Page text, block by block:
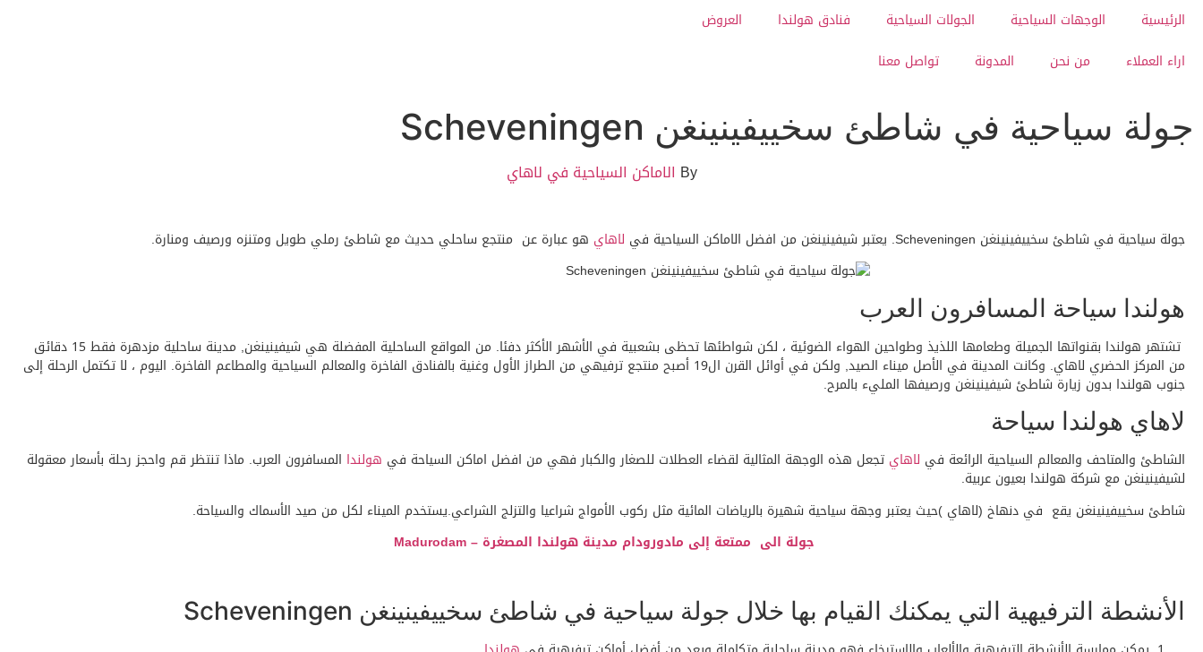
الرئيسية الوجهات السياحية الجولات السياحية فنادق هولندا
العروض
اراء العملاء
من نحن المدونة تواصل معنا
جولة سياحية في شاطئ سخييفينينغن Scheveningen
By الاماكن السياحية في لاهاي
جولة سياحية في شاطئ سخييفينينغن Scheveningen. يعتبر شيفينينغن من افضل الاماكن السياحية في لاهاي هو عبارة عن منتجع ساحلي حديث مع شاطئ رملي طويل ومتنزه ورصيف ومنارة.
هولندا سياحة المسافرون العرب
تشتهر هولندا بقنواتها الجميلة وطعامها اللذيذ وطواحين الهواء الضوئية ، لكن شواطئها تحظى بشعبية في الأشهر الأكثر دفئا. من المواقع الساحلية المفضلة هي شيفينينغن, مدينة ساحلية مزدهرة فقط 15 دقائق
من المركز الحضري لاهاي. وكانت المدينة في الأصل ميناء الصيد, ولكن في أوائل القرن ال19 أصبح منتجع ترفيهي من الطراز الأول وغنية بالفنادق الفاخرة والمعالم السياحية والمطاعم الفاخرة. اليوم ، لا تكتمل الرحلة إلى
جنوب هولندا بدون زيارة شاطئ شيفينينغن ورصيفها المليء بالمرح.
لاهاي هولندا سياحة
الشاطئ والمتاحف والمعالم السياحية الرائعة في لاهاي تجعل هذه الوجهة المثالية لقضاء العطلات للصغار والكبار فهي من افضل اماكن السياحة في هولندا المسافرون العرب. ماذا تنتظر قم واحجز رحلة بأسعار معقولة
لشيفينينغن مع شركة هولندا بعيون عربية.
شاطئ سخييفينينغن يقع في دنهاخ (لاهاي )حيث يعتبر وجهة سياحية شهيرة بالرياضات المائية مثل ركوب الأمواج شراعيا والتزلج الشراعي.يستخدم الميناء لكل من صيد الأسماك والسياحة.
جولة الى ممتعة إلى مادورودام مدينة هولندا المصغرة – Madurodam
الأنشطة الترفيهية التي يمكنك القيام بها خلال جولة سياحية في شاطئ سخييفينينغن Scheveningen